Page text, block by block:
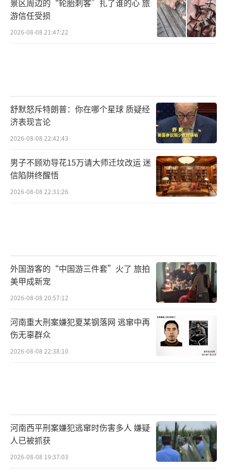
景区周边的“轮胎刺客”扎了谁的心 旅
游信任受损
2026-08-08 21:47:22
舒默怒斥特朗普：你在哪个星球 质疑经
济表现言论
2026-08-08 22:42:43
男子不顾劝导花15万请大师迁坟改运 迷
信陷阱终醒悟
2026-08-08 22:31:26
外国游客的“中国游三件套”火了 旅拍
美甲成新宠
2026-08-08 20:57:12
河南重大刑案嫌犯夏某钢落网 逃窜中再
伤无辜群众
2026-08-08 22:38:10
河南西平刑案嫌犯逃窜时伤害多人 嫌疑
人已被抓获
2026-08-08 19:37:03